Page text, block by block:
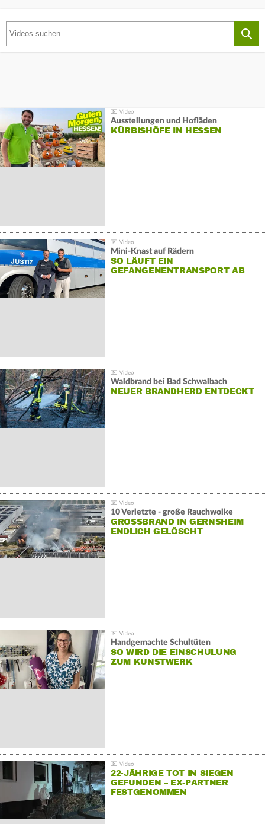
Ausstellungen und Hofläden
KÜRBISHÖFE IN HESSEN
Mini-Knast auf Rädern
SO LÄUFT EIN
GEFANGENENTRANSPORT AB
Waldbrand bei Bad Schwalbach
NEUER BRANDHERD ENTDECKT
10 Verletzte - große Rauchwolke
GROSSBRAND IN GERNSHEIM E
NDLICH GELÖSCHT
Handgemachte Schultüten
SO WIRD DIE EINSCHULUNG
ZUM KUNSTWERK
22-JÄHRIGE TOT IN SIEGEN
GEFUNDEN – EX-PARTNER
FESTGENOMMEN